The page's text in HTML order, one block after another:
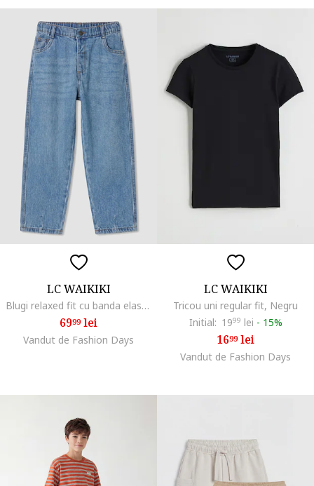
LC WAIKIKI
Blugi relaxed fit cu banda elastica in talie, Albastru stins
6999lei
Vandut de Fashion Days
LC WAIKIKI
Tricou uni regular fit, Negru
Initial: 1999 lei - 15%
1699lei
Vandut de Fashion Days